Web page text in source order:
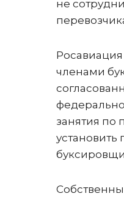
не
членами
занятия
установить